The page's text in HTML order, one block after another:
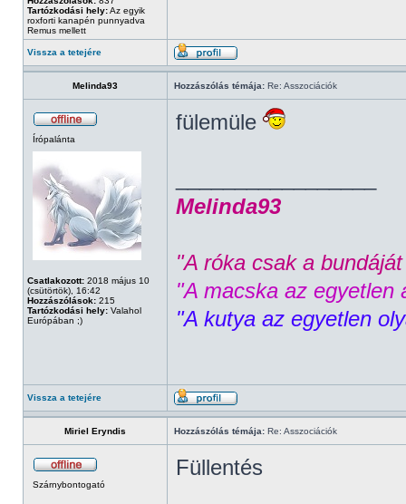
Tartózkodási hely:Az egyik
roxforti kanapén punnyadva
Remus mellett
Vissza a tetejére
Melinda93 Hozzászólás témája: Re: Asszociációk
Írópalánta
Csatlakozott: 2018 május 10
(csütörtök), 16:42
Hozzászólások: 215
Tartózkodási hely: Valahol
Európában ;)
fülemüle
Melinda93
"A róka csak a
"A macska az egyetlen
"A kutya az egyetlen
Vissza a tetejére
Miriel Eryndis Hozzászólás témája: Re: Asszociációk
Szárnybontogató
Füllentés